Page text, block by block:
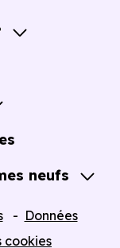
en VEFA
neufs
Données
cookies